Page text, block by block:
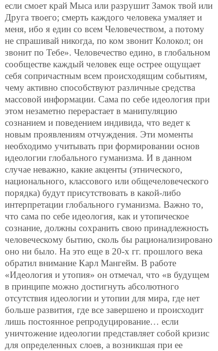
если смоет край Мыса или разрушит Замок твой или
Друга твоего; смерть каждого человека умаляет и
меня, ибо я един со всем Человечеством, а потому
не спрашивай никогда, по ком звонит Колокол; он
звонит по Тебе». Человечество едино, в глобальном
сообществе каждый человек еще острее ощущает
себя сопричастным всем происходящим событиям,
чему активно способствуют различные средства
массовой информации. Сама по себе идеология при
этом незаметно перерастает в манипуляцию
сознанием и поведением индивида, что ведет к
новым проявлениям отчуждения. Эти моменты
необходимо учитывать при формировании основ
идеологии глобального гуманизма. И в данном
случае неважно, какие акценты (этнического,
национального, классового или общечеловеческого
порядка) будут присутствовать в какой-либо
интерпретации глобального гуманизма. Важно то,
что сама по себе идеология, как и утопическое
сознание, должны сохранить свою принадлежность
человеческому бытию, сколь бы рационализировано
оно ни было. На это еще в 20-х гг. прошлого века
обратил внимание Карл Мангейм. В работе
«Идеология и утопия» он отмечал, что «в будущем
в принципе можно достигнуть абсолютного
отсутствия идеологии и утопии для мира, где нет
больше развития, где все завершено и происходит
лишь постоянное репродуцирование… если
уничтожение идеологии представляет собой кризис
для определенных слоев, а возникшая при ее